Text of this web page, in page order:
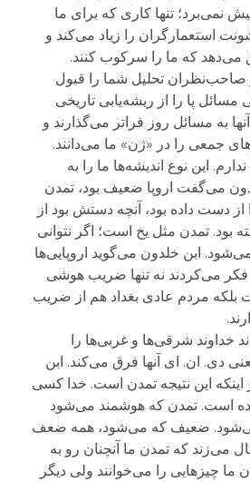
نمی‌برد؛ تنها کاری که برای ما
استعمارگران را زیاد می‌کند و
می‌دهد که ما را سرکوب کنند.
تحلیل شما را قبول
مسائل پا را از ریشه‌یابی تاریخی
به مسائل روز فراتر می‌گذارند و
جمعی را در «ژن» ما می‌دانند.
این نوع اندیشه‌ها ما را به
می‌گفت اروپا ضعیف بود، تمدن
دست داده بود، آنچه دستش بود از
تمدن مثل یخ است؛ اگر نتوانی
ابن خلدون می‌گوید اروپایی‌ها
فکر می‌کردند نه تنها ضریب هوشی
بلکه مردم عادی بغداد هم از ضریب
خداوند شرقی‌ها و غربی‌ها را
دی. ان. ای آنها فرق می‌کند. ابن
این نتیجه تمدن است. خدا کسی
است. تمدن که هوشمند می‌شود
ضعیف که می‌شود، همه ضعف
می‌زند که تمدن ما آنچنان رو به
چیزهایی را می‌خوانند ولی دیگر